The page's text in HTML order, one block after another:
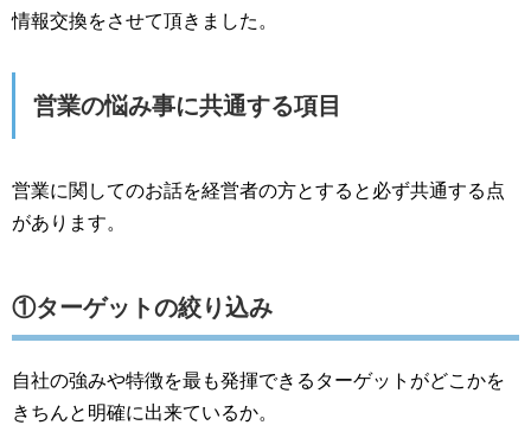
情報交換をさせて頂きました。
営業の悩み事に共通する項目
営業に関してのお話を経営者の方とすると必ず共通する点
があります。
①ターゲットの絞り込み
自社の強みや特徴を最も発揮できるターゲットがどこかを
きちんと明確に出来ているか。